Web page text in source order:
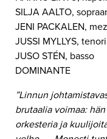
SILJA AALTO,
JENI PACKALEN,
JUSSI MYLLYS, tenori
JUSO STÉN, basso
DOMINANTE
”Linnun
brutaalia voimaa:
orkesteria ja